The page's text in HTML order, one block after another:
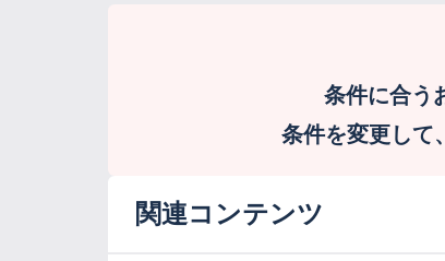
条件に合う
条件を変更して
関連コンテンツ